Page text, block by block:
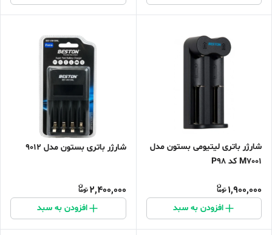
شارژر باتری لیتیومی بستون مدل
M7001 کد P98
1,900,000
افزودن به سبد
شارژر باتری بستون مدل 9012
2,400,000
افزودن به سبد